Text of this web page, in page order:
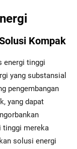
Kompak
energi tinggi
yang substansial
pengembangan
yang dapat
tinggi mereka
solusi energi